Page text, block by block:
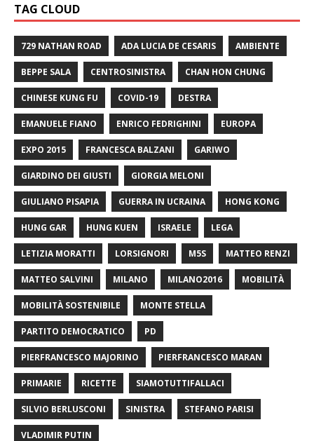
TAG CLOUD
729 NATHAN ROAD ADA LUCIA DE CESARIS AMBIENTE
BEPPE SALA CENTROSINISTRA CHAN HON CHUNG
CHINESE KUNG FU COVID-19 DESTRA
EMANUELE FIANO ENRICO FEDRIGHINI EUROPA
EXPO 2015 FRANCESCA BALZANI GARIWO
GIARDINO DEI GIUSTI GIORGIA MELONI
GIULIANO PISAPIA GUERRA IN UCRAINA HONG KONG
HUNG GAR HUNG KUEN ISRAELE LEGA
LETIZIA MORATTI LORSIGNORI M5S MATTEO RENZI
MATTEO SALVINI MILANO MILANO2016 MOBILITÀ
MOBILITÀ SOSTENIBILE MONTE STELLA
PARTITO DEMOCRATICO PD
PIERFRANCESCO MAJORINO PIERFRANCESCO MARAN
PRIMARIE RICETTE SIAMOTUTTIFALLACI
SILVIO BERLUSCONI SINISTRA STEFANO PARISI
VLADIMIR PUTIN